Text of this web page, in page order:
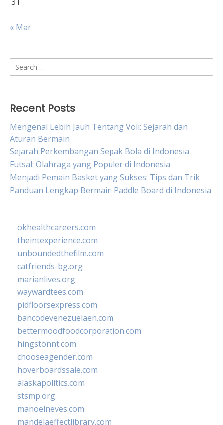
« Mar
Search
for:
Recent Posts
Mengenal Lebih Jauh Tentang Voli: Sejarah dan
Aturan Bermain
Sejarah Perkembangan Sepak Bola di Indonesia
Futsal: Olahraga yang Populer di Indonesia
Menjadi Pemain Basket yang Sukses: Tips dan Trik
Panduan Lengkap Bermain Paddle Board di Indonesia
okhealthcareers.com
theintexperience.com
unboundedthefilm.com
catfriends-bg.org
marianlives.org
waywardtees.com
pidfloorsexpress.com
bancodevenezuelaen.com
bettermoodfoodcorporation.com
hingstonnt.com
chooseagender.com
hoverboardssale.com
alaskapolitics.com
stsmp.org
manoelneves.com
mandelaeffectlibrary.com